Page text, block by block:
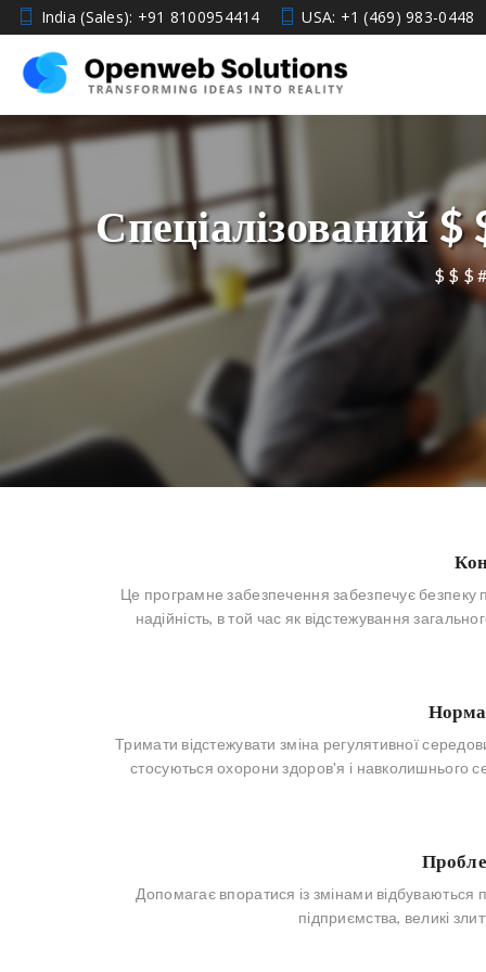
energy-utility
India (Sales): +91 8100954414 USA: +1 (469) 983-0448
Спеціалізований $
$ $ $
Це програмне забезпечення забезпечує безпеку
надійність, в той час як відстежування
Тримати відстежувати зміна регулятивної
стосуються охорони здоров'я і навколишнього
Допомагає впоратися із змінами відбуваються
підприємства, великі